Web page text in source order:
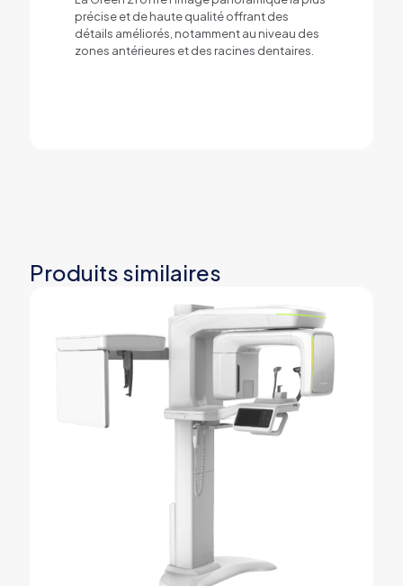
précise et de haute qualité offrant des
détails améliorés, notamment au niveau des
zones antérieures et des racines dentaires.
Produits similaires